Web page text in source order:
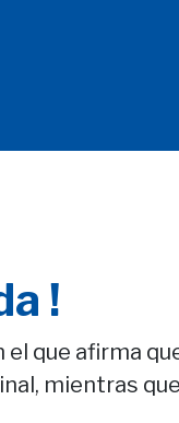
!
el que afirma
mientras